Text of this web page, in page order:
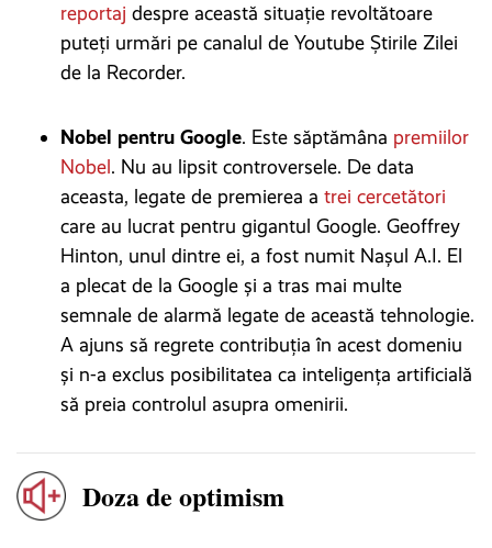
reportaj despre această situație revoltătoare
puteți urmări pe canalul de Youtube Știrile Zilei
de la Recorder.
Nobel pentru Google. Este săptămâna premiilor
Nobel. Nu au lipsit controversele. De data
aceasta, legate de premierea a trei cercetători
care au lucrat pentru gigantul Google. Geoffrey
Hinton, unul dintre ei, a fost numit Nașul A.I. El
a plecat de la Google și a tras mai multe
semnale de alarmă legate de această tehnologie.
A ajuns să regrete contribuția în acest domeniu
și n-a exclus posibilitatea ca inteligența artificială
să preia controlul asupra omenirii.
Doza de optimism